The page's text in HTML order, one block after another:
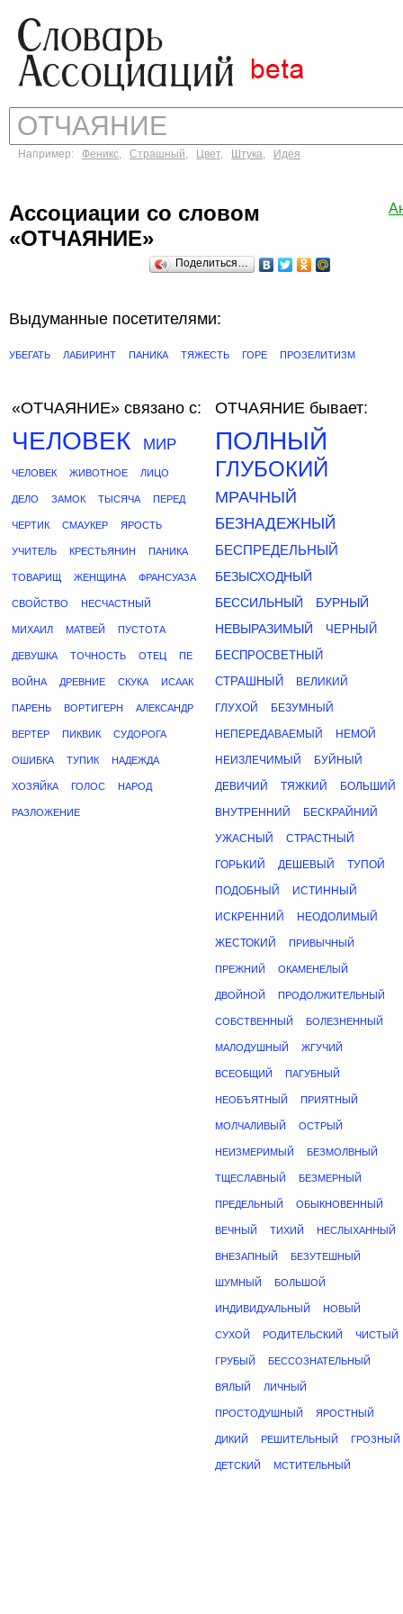
Например: Феникс, Страшный, Цвет, Штука, Идея
Ассоциации со словом
«ОТЧАЯНИЕ»
Поделиться…
Выдуманные посетителями:
УБЕГАТЬ ЛАБИРИНТ ПАНИКА ТЯЖЕСТЬ ГОРЕ ПРОЗЕЛИТИЗМ
«ОТЧАЯНИЕ» связано с:
ЧЕЛОВЕК МИР
ЧЕЛОВЕК ЖИВОТНОЕ ЛИЦО
ДЕЛО ЗАМОК ТЫСЯЧА ПЕРЕД
ЧЕРТИК СМАУКЕР ЯРОСТЬ
УЧИТЕЛЬ КРЕСТЬЯНИН ПАНИКА
ТОВАРИЩ ЖЕНЩИНА ФРАНСУАЗА
СВОЙСТВО НЕСЧАСТНЫЙ
МИХАИЛ МАТВЕЙ ПУСТОТА
ДЕВУШКА ТОЧНОСТЬ ОТЕЦ ПЕ
ВОЙНА ДРЕВНИЕ СКУКА ИСААК
ПАРЕНЬ ВОРТИГЕРН АЛЕКСАНДР
ВЕРТЕР ПИКВИК СУДОРОГА
ОШИБКА ТУПИК НАДЕЖДА
ХОЗЯЙКА ГОЛОС НАРОД
РАЗЛОЖЕНИЕ
ОТЧАЯНИЕ бывает:
ПОЛНЫЙ
ГЛУБОКИЙ
МРАЧНЫЙ
БЕЗНАДЕЖНЫЙ
БЕСПРЕДЕЛЬНЫЙ
БЕЗЫСХОДНЫЙ
БЕССИЛЬНЫЙ
БУРНЫЙ
НЕВЫРАЗИМЫЙ
ЧЕРНЫЙ
БЕСПРОСВЕТНЫЙ
СТРАШНЫЙ
ВЕЛИКИЙ
ГЛУХОЙ БЕЗУМНЫЙ
НЕПЕРЕДАВАЕМЫЙ НЕМОЙ
НЕИЗЛЕЧИМЫЙ БУЙНЫЙ
ДЕВИЧИЙ ТЯЖКИЙ БОЛЬШИЙ
ВНУТРЕННИЙ БЕСКРАЙНИЙ
УЖАСНЫЙ СТРАСТНЫЙ
ГОРЬКИЙ ДЕШЕВЫЙ ТУПОЙ
ПОДОБНЫЙ ИСТИННЫЙ
ИСКРЕННИЙ НЕОДОЛИМЫЙ
ЖЕСТОКИЙ ПРИВЫЧНЫЙ
ПРЕЖНИЙ ОКАМЕНЕЛЫЙ
ДВОЙНОЙ ПРОДОЛЖИТЕЛЬНЫЙ
СОБСТВЕННЫЙ БОЛЕЗНЕННЫЙ
МАЛОДУШНЫЙ ЖГУЧИЙ
ВСЕОБЩИЙ ПАГУБНЫЙ
НЕОБЪЯТНЫЙ ПРИЯТНЫЙ
МОЛЧАЛИВЫЙ ОСТРЫЙ
НЕИЗМЕРИМЫЙ БЕЗМОЛВНЫЙ
ТЩЕСЛАВНЫЙ БЕЗМЕРНЫЙ
ПРЕДЕЛЬНЫЙ ОБЫКНОВЕННЫЙ
ВЕЧНЫЙ ТИХИЙ НЕСЛЫХАННЫЙ
ВНЕЗАПНЫЙ БЕЗУТЕШНЫЙ
ШУМНЫЙ БОЛЬШОЙ
ИНДИВИДУАЛЬНЫЙ НОВЫЙ
СУХОЙ РОДИТЕЛЬСКИЙ ЧИСТЫЙ
ГРУБЫЙ БЕССОЗНАТЕЛЬНЫЙ
ВЯЛЫЙ ЛИЧНЫЙ
ПРОСТОДУШНЫЙ ЯРОСТНЫЙ
ДИКИЙ РЕШИТЕЛЬНЫЙ ГРОЗНЫЙ
ДЕТСКИЙ МСТИТЕЛЬНЫЙ